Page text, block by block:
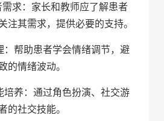
需求：家长和教师应了解患者
注其需求，提供必要的支持。
：帮助患者学会情绪调节，避
的情绪波动。
培养：通过角色扮演、社交游
的社交技能。